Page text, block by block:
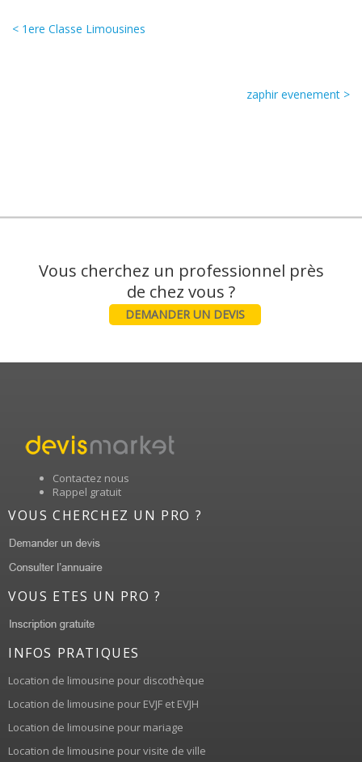
< 1ere Classe Limousines
zaphir evenement >
Vous cherchez un professionnel près
DEMANDER UN DEVIS
Contactez nous
Rappel gratuit
VOUS CHERCHEZ UN PRO ?
VOUS ETES UN PRO ?
INFOS PRATIQUES
Location de limousine pour discothèque
Location de limousine pour EVJF et EVJH
Location de limousine pour mariage
Location de limousine pour visite de ville